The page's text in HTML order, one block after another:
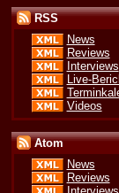
RSS
News
Reviews
Interviews
Live-
Videos
Atom
News
Reviews